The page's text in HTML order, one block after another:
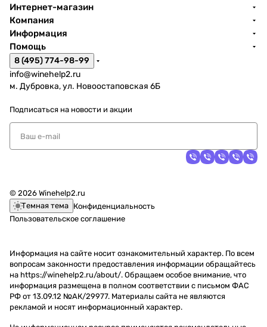
Интернет-магазин
Компания
Информация
Помощь
8 (495) 774-98-99
info@winehelp2.ru
м. Дубровка, ул. Новоостаповская 6Б
Подписаться на новости и акции
© 2026 Winehelp2.ru
Темная тема Конфиденциальность
Пользовательское соглашение
Информация на сайте носит ознакомительный характер. По всем
вопросам законности предоставления информации обращайтесь
на https://winehelp2.ru/about/. Обращаем особое внимание, что
информация размещена в полном соответствии с письмом ФАС
РФ от 13.09.12 №АК/29977. Материалы сайта не являются
рекламой и носят информационный характер.